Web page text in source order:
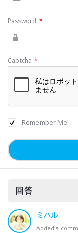
Password *
Captcha *
Remember Me!
回答
ミハル
Added a